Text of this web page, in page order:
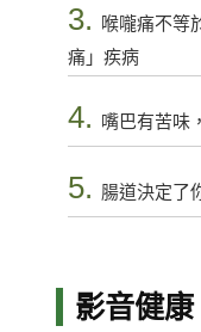
3.
喉嚨痛不等
痛」疾病
4. 嘴巴有苦味
5. 腸道決定了
影音健康